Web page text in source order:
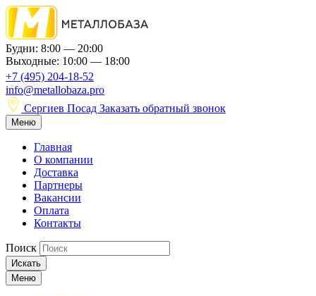
Будни: 8:00 — 20:00
Выходные: 10:00 — 18:00
+7 (495) 204-18-52
info@metallobaza.pro
Сергиев Посад Заказать обратный звонок
Меню
Главная
О компании
Доставка
Партнеры
Вакансии
Оплата
Контакты
Поиск
Искать
Меню